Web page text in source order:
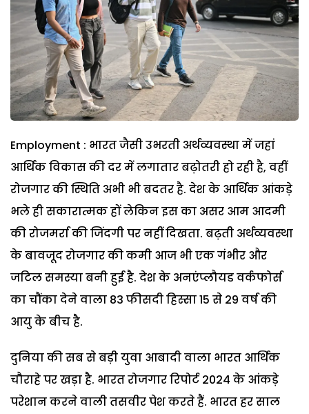
Employment : भारत जैसी उभरती अर्थव्यवस्था में जहां
आर्थिक विकास की दर में लगातार बढ़ोतरी हो रही है, वहीं
रोजगार की स्थिति अभी भी बदतर है. देश के आर्थिक आंकड़े
भले ही सकारात्मक हों लेकिन इस का असर आम आदमी
की रोजमर्रा की जिंदगी पर नहीं दिखता. बढ़ती अर्थव्यवस्था
के बावजूद रोजगार की कमी आज भी एक गंभीर और
जटिल समस्या बनी हुई है. देश के अनएंप्लौयड वर्कफोर्स
का चौंका देने वाला 83 फीसदी हिस्सा 15 से 29 वर्ष की
आयु के बीच है.
दुनिया की सब से बड़ी युवा आबादी वाला भारत आर्थिक
चौराहे पर खड़ा है. भारत रोजगार रिपोर्ट 2024 के आंकड़े
परेशान करने वाली तसवीर पेश करते हैं. भारत हर साल